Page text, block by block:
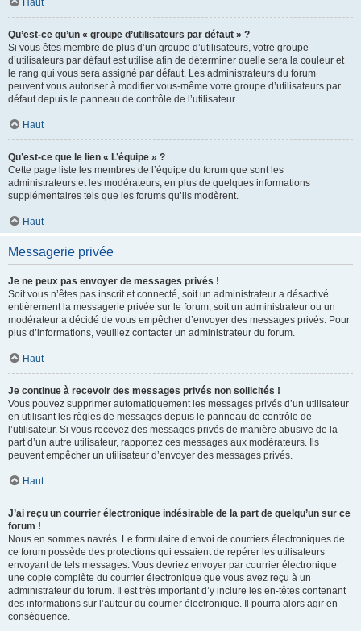
Haut
Qu’est-ce qu’un « groupe d’utilisateurs par défaut » ?
Si vous êtes membre de plus d’un groupe d’utilisateurs, votre groupe
d’utilisateurs par défaut est utilisé afin de déterminer quelle sera la couleur et
le rang qui vous sera assigné par défaut. Les administrateurs du forum
peuvent vous autoriser à modifier vous-même votre groupe d’utilisateurs par
défaut depuis le panneau de contrôle de l’utilisateur.
Haut
Qu’est-ce que le lien « L’équipe » ?
Cette page liste les membres de l’équipe du forum que sont les
administrateurs et les modérateurs, en plus de quelques informations
supplémentaires tels que les forums qu’ils modèrent.
Haut
Messagerie privée
Je ne peux pas envoyer de messages privés !
Soit vous n’êtes pas inscrit et connecté, soit un administrateur a désactivé
entièrement la messagerie privée sur le forum, soit un administrateur ou un
modérateur a décidé de vous empêcher d’envoyer des messages privés. Pour
plus d’informations, veuillez contacter un administrateur du forum.
Haut
Je continue à recevoir des messages privés non sollicités !
Vous pouvez supprimer automatiquement les messages privés d’un utilisateur
en utilisant les règles de messages depuis le panneau de contrôle de
l’utilisateur. Si vous recevez des messages privés de manière abusive de la
part d’un autre utilisateur, rapportez ces messages aux modérateurs. Ils
peuvent empêcher un utilisateur d’envoyer des messages privés.
Haut
J’ai reçu un courrier électronique indésirable de la part de quelqu’un sur ce
forum !
Nous en sommes navrés. Le formulaire d’envoi de courriers électroniques de
ce forum possède des protections qui essaient de repérer les utilisateurs
envoyant de tels messages. Vous devriez envoyer par courrier électronique
une copie complète du courrier électronique que vous avez reçu à un
administrateur du forum. Il est très important d’y inclure les en-têtes contenant
des informations sur l’auteur du courrier électronique. Il pourra alors agir en
conséquence.